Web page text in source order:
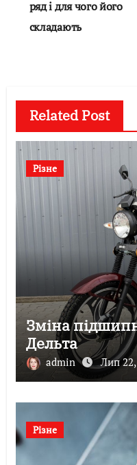
записів
ряд і для чого його
складають
Related Post
Різне
Зміна
Дельта
admin Лип
Різне